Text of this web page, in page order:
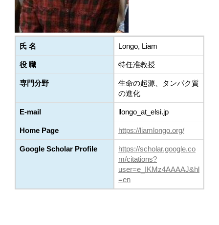
氏 名 Longo, Liam
役 職 特任准教授
専門分野
生命の起源、タンパク質
の進化
E-mail llongo_at_elsi.jp
Home Page https://liamlongo.org/
Google Scholar Profile
https://scholar.google.co
m/citations?
user=e_IKMz4AAAAJ&hl
=en